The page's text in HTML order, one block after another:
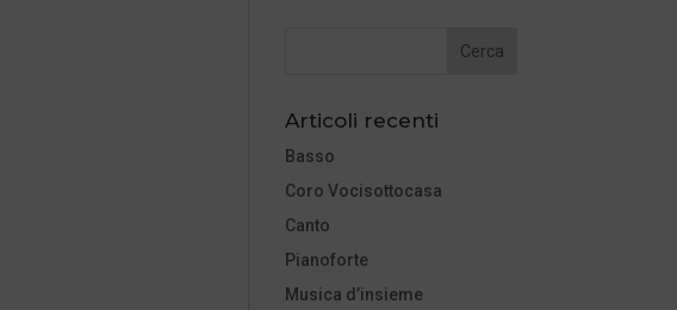
Articoli recenti
Basso
Coro Vocisottocasa
Canto
Pianoforte
Musica d’insieme